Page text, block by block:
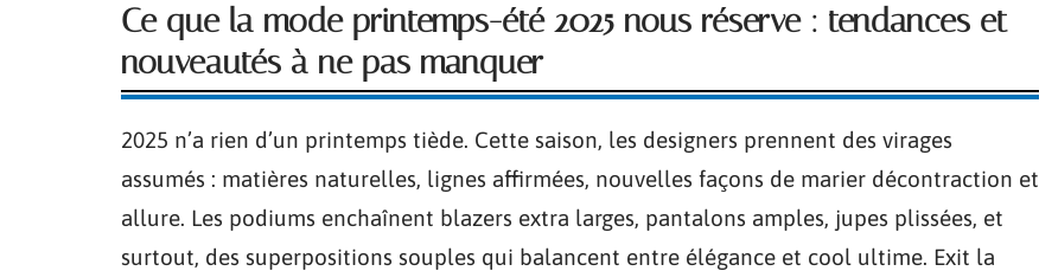
Ce que la mode printemps-été 2025 nous réserve : tendances et
nouveautés à ne pas manquer
2025 n’a rien d’un printemps tiède. Cette saison, les designers prennent des virages
assumés : matières naturelles, lignes affirmées, nouvelles façons de marier décontraction et
allure. Les podiums enchaînent blazers extra larges, pantalons amples, jupes plissées, et
surtout, des superpositions souples qui balancent entre élégance et cool ultime. Exit la